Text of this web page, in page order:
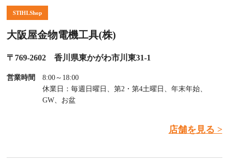
STIHLShop
大阪屋金物電機工具(株)
〒769-2602 香川県東かがわ市川東31-1
営業時間
8:00～18:00
休業日：毎週日曜日、第2・第4土曜日、年末年始、
GW、お盆
店舗を見る >